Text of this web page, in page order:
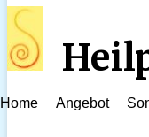
Home Angebot